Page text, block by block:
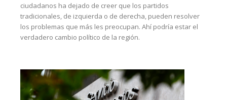
ciudadanos ha dejado de creer que los partidos
tradicionales, de izquierda o de derecha, pueden resolver
los problemas que más les preocupan. Ahí podría estar el
verdadero cambio político de la región.